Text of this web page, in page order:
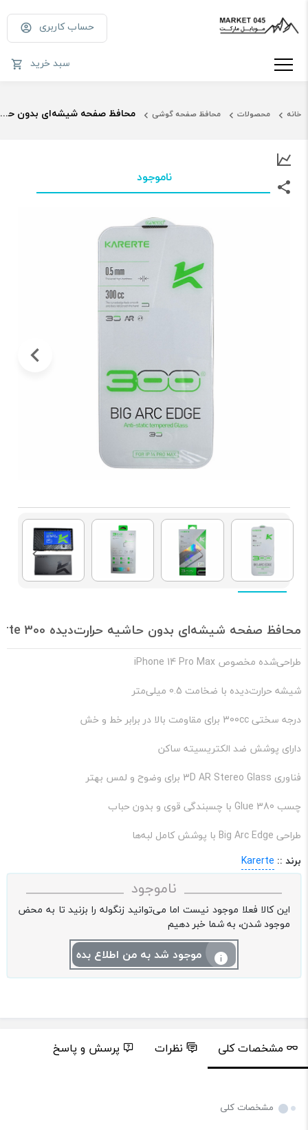
حساب کاربری
سبد خرید
خانه محصولات محافظ صفحه گوشی محافظ صفحه شیشه‌ای بدون حاشیه حرارت‌دیده Karerte 300 مدل Big Arc Edge مناسب آیفون 14 پرو مکس
ناموجود
محافظ صفحه شیشه‌ای بدون حاشیه حرارت‌دیده Karerte 300 مدل Big Arc Edge مناسب آیفون 14 پرو مکس
طراحی‌شده مخصوص iPhone 14 Pro Max
شیشه حرارت‌دیده با ضخامت 0.5 میلی‌متر
درجه سختی 300cc برای مقاومت بالا در برابر خط و خش
دارای پوشش ضد الکتریسیته ساکن
فناوری 3D AR Stereo Glass برای وضوح و لمس بهتر
چسب 380 Glue با چسبندگی قوی و بدون حباب
طراحی Big Arc Edge با پوشش کامل لبه‌ها
برند :: Karerte
ناموجود
این کالا فعلا موجود نیست اما می‌توانید زنگوله را بزنید تا به محض
موجود شدن، به شما خبر دهیم
موجود شد به من اطلاع بده
مشخصات کلی نظرات پرسش و پاسخ
مشخصات کلی